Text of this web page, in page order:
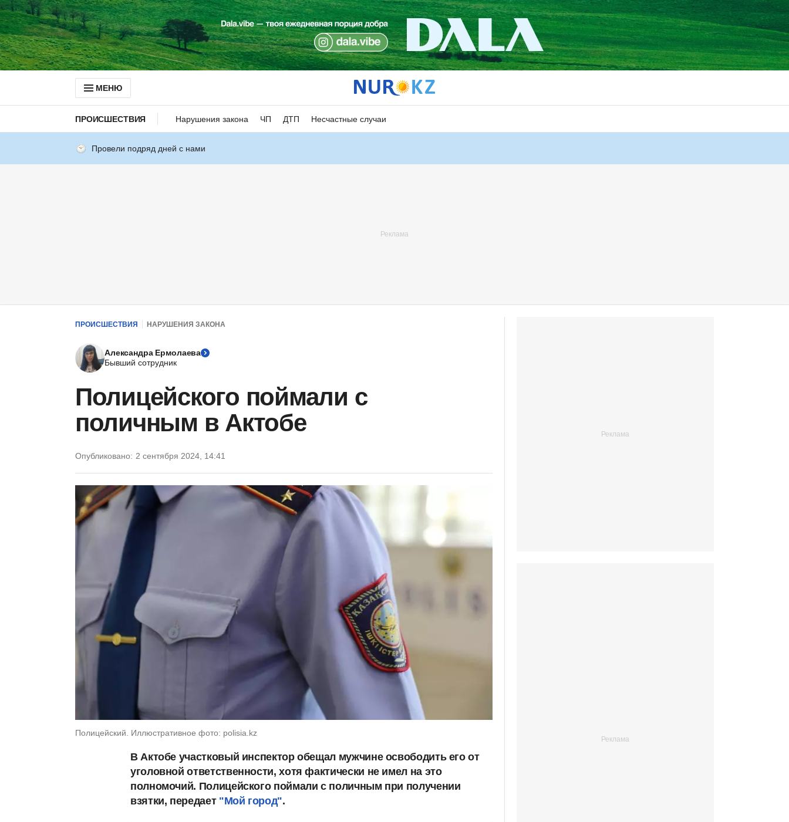
МЕНЮ
ПРОИСШЕСТВИЯ Нарушения закона ЧП ДТП Несчастные случаи
Провели подряд дней с нами
ПРОИСШЕСТВИЯ НАРУШЕНИЯ ЗАКОНА
Александра Ермолаева
Бывший сотрудник
Полицейского поймали с
поличным в Актобе
Опубликовано: 2 сентября 2024, 14:41
Полицейский. Иллюстративное фото: polisia.kz
В Актобе участковый инспектор обещал мужчине освободить его от
уголовной ответственности, хотя фактически не имел на это
полномочий. Полицейского поймали с поличным при получении
взятки, передает "Мой город".